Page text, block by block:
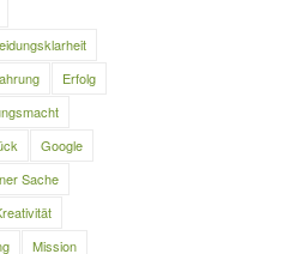
Erfolg
Google
Sache
Mission